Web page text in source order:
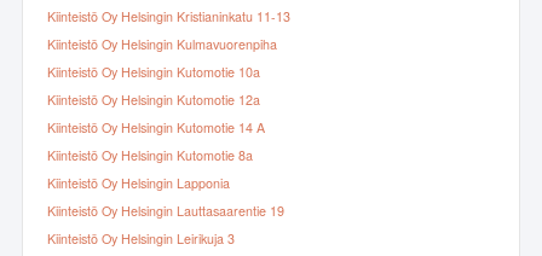
Kiinteistö Oy Helsingin Kristianinkatu 11-13
Kiinteistö Oy Helsingin Kulmavuorenpiha
Kiinteistö Oy Helsingin Kutomotie 10a
Kiinteistö Oy Helsingin Kutomotie 12a
Kiinteistö Oy Helsingin Kutomotie 14 A
Kiinteistö Oy Helsingin Kutomotie 8a
Kiinteistö Oy Helsingin Lapponia
Kiinteistö Oy Helsingin Lauttasaarentie 19
Kiinteistö Oy Helsingin Leirikuja 3